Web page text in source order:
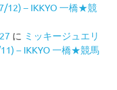
12) – IKKYO 一橋★競
に ミッキージュエリ
– IKKYO 一橋★競馬